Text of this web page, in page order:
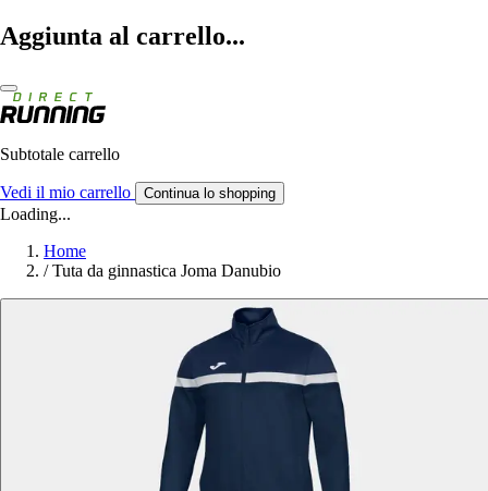
Aggiunta al carrello...
Subtotale carrello
Vedi il mio carrello Continua lo shopping
Loading...
Home
/ Tuta da ginnastica Joma Danubio